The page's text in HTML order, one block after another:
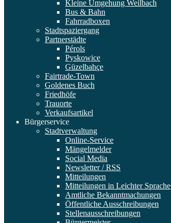
Kleine Umgehung Weilbach
Bus & Bahn
Fahrradboxen
Stadtspaziergang
Partnerstädte
Pérols
Pyskowice
Güzelbahçe
Fairtrade-Town
Goldenes Buch
Friedhöfe
Trauorte
Verkaufsartikel
Bürgerservice
Stadtverwaltung
Online-Service
Mängelmelder
Social Media
Newsletter / RSS
Mitteilungen
Mitteilungen in Leichter Sprache
Amtliche Bekanntmachungen
Öffentliche Ausschreibungen
Stellenausschreibungen